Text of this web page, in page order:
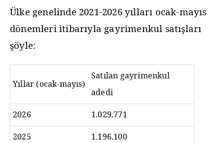
Ülke genelinde 2021-2026 yılları ocak-mayıs
dönemleri itibarıyla gayrimenkul satışları
şöyle:
Yıllar (ocak-mayıs)
Satılan gayrimenkul
adedi
2026 1.029.771
2025 1.196.100